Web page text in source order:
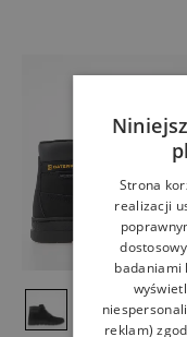
Strona
realizacji
badaniami
reklam)